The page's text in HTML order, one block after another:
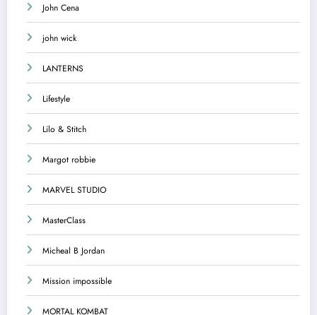
John Cena
john wick
LANTERNS
Lifestyle
Lilo & Stitch
Margot robbie
MARVEL STUDIO
MasterClass
Micheal B Jordan
Mission impossible
MORTAL KOMBAT